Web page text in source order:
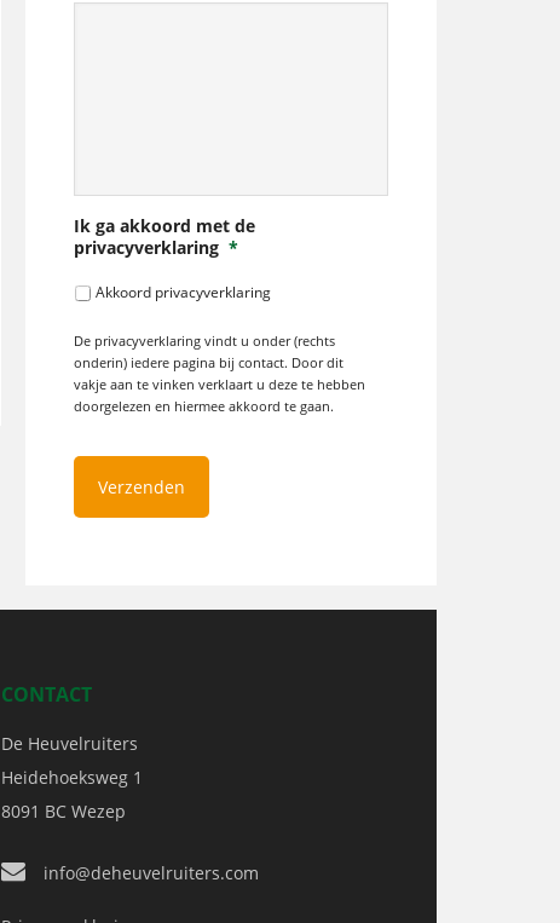
Ik ga akkoord met de
privacyverklaring *
Akkoord privacyverklaring
De privacyverklaring vindt u onder (rechts
onderin) iedere pagina bij contact. Door dit
vakje aan te vinken verklaart u deze te hebben
doorgelezen en hiermee akkoord te gaan.
CONTACT
De Heuvelruiters
Heidehoeksweg 1
8091 BC Wezep
info@deheuvelruiters.com